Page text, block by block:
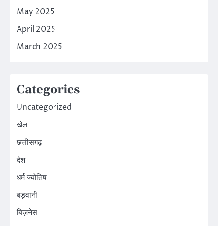
May 2025
April 2025
March 2025
Categories
Uncategorized
खेल
छत्तीसगढ़
देश
धर्म ज्योतिष
बड़वानी
बिज़नेस